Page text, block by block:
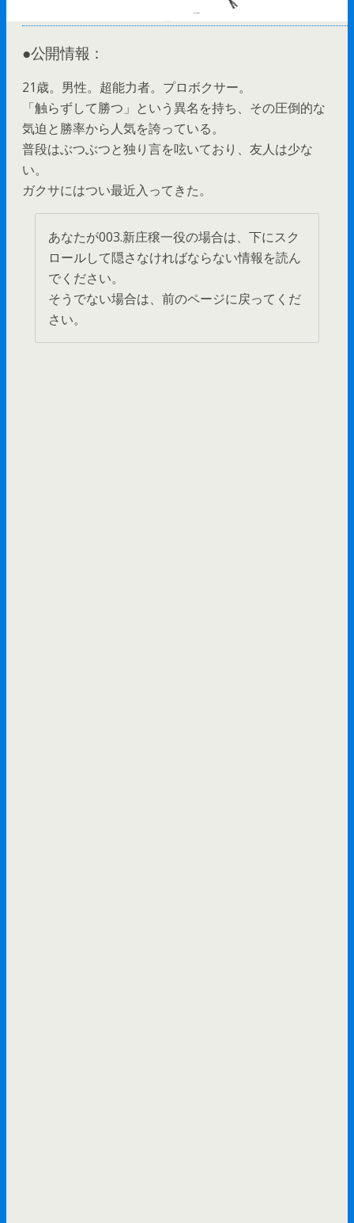
●公開情報：
21歳。男性。超能力者。プロボクサー。
「触らずして勝つ」という異名を持ち、その圧倒的な
気迫と勝率から人気を誇っている。
普段はぶつぶつと独り言を呟いており、友人は少な
い。
ガクサにはつい最近入ってきた。
あなたが003.新庄穣一役の場合は、下にスク
ロールして隠さなければならない情報を読ん
でください。
そうでない場合は、前のページに戻ってくだ
さい。